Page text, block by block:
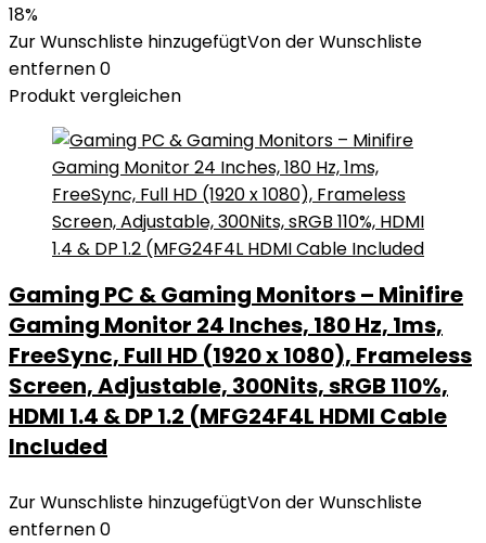
18%
Zur Wunschliste hinzugefügtVon der Wunschliste
entfernen0
Produkt vergleichen
Gaming PC & Gaming Monitors – Minifire
Gaming Monitor 24 Inches, 180 Hz, 1ms,
FreeSync, Full HD (1920 x 1080), Frameless
Screen, Adjustable, 300Nits, sRGB 110%,
HDMI 1.4 & DP 1.2 (MFG24F4L HDMI Cable
Included
Zur Wunschliste hinzugefügtVon der Wunschliste
entfernen0